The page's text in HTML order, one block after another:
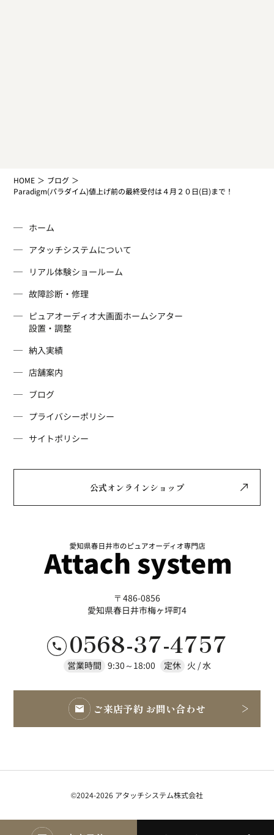
HOME
ブログ
Paradigm(パラダイム)値上げ前の最終受付は４月２０日(日)まで！
ホーム
アタッチシステムについて
リアル体験ショールーム
故障診断・修理
ピュアオーディオ大画面ホームシアター
設置・調整
納入実績
店舗案内
ブログ
プライバシーポリシー
サイトポリシー
公式オンラインショップ
〒486-0856
愛知県春日井市梅ヶ坪町4
0568-37-4757
営業時間 9:30～18:00 定休 火 / 水
ご来店予約 お問い合わせ
©2024-2026 アタッチシステム株式会社